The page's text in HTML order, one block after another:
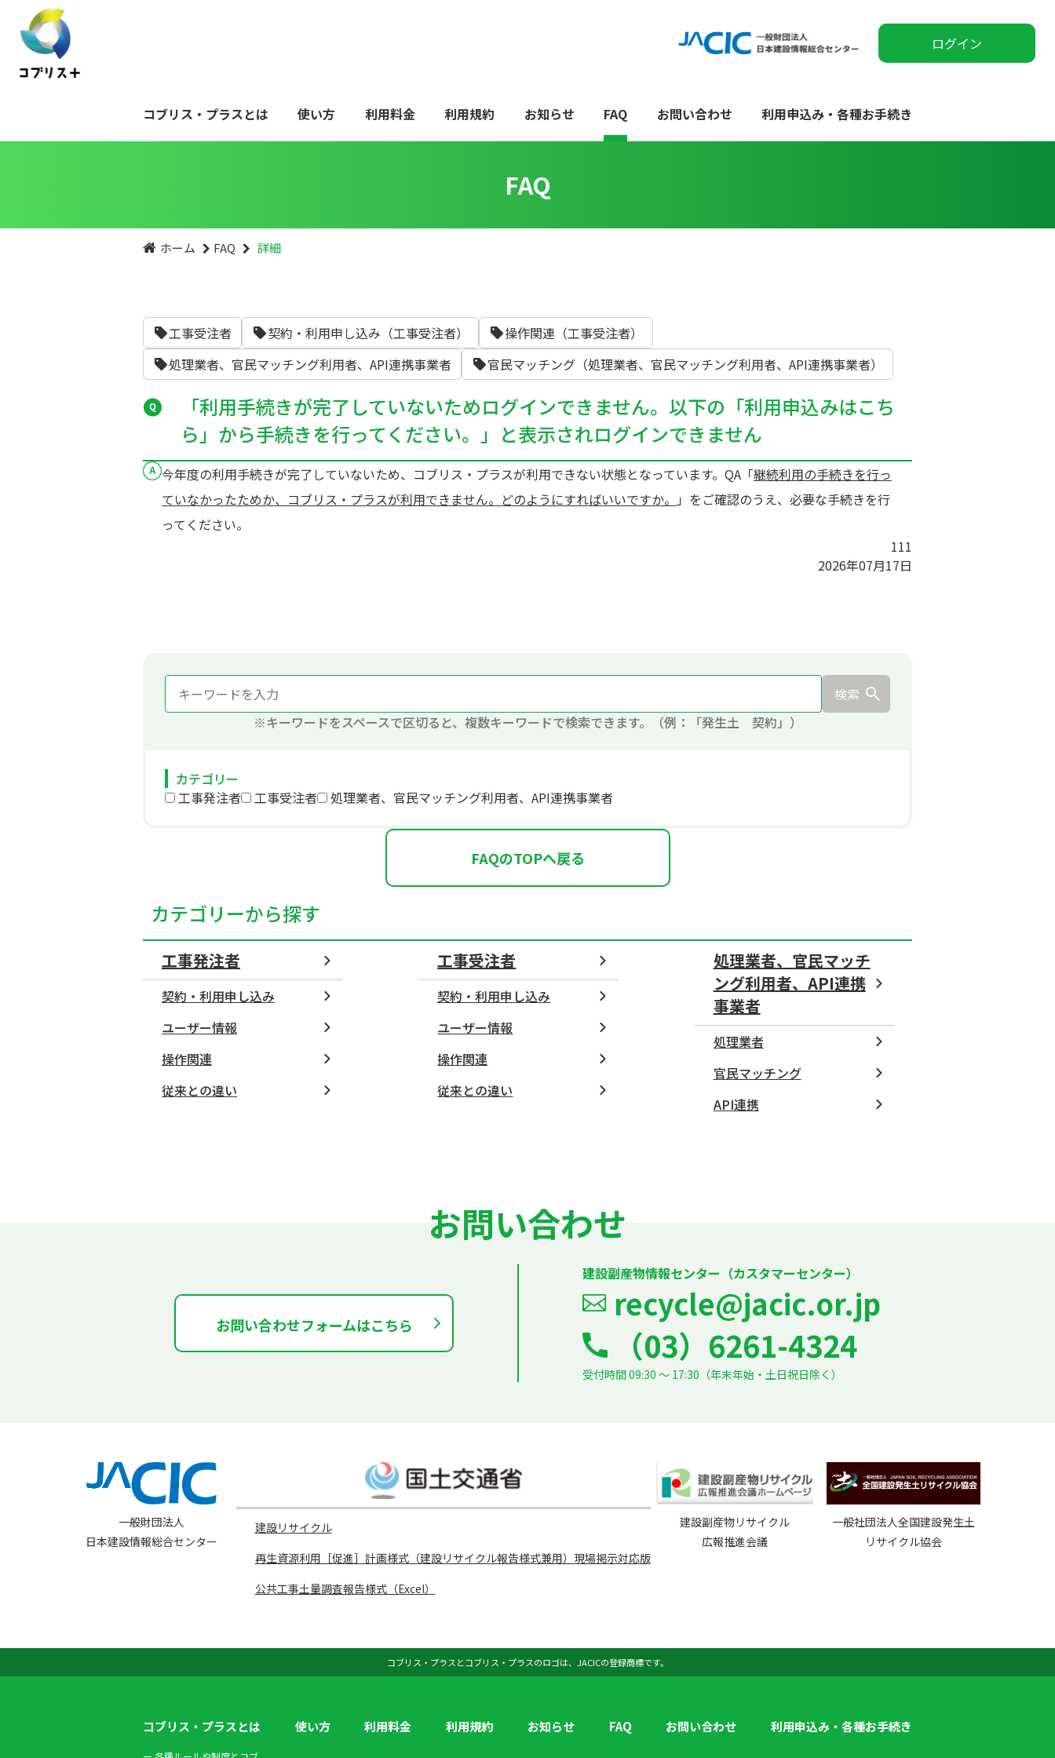
ログイン
コブリス・プラスとは 使い方 利用料金 利用規約 お知らせ FAQ お問い合わせ 利用申込み・各種お手続き
FAQ
ホーム FAQ 詳細
工事受注者 契約・利用申し込み（工事受注者）
操作関連（工事受注者）
処理業者、官民マッチング利用者、API連携事業者
官民マッチング（処理業者、官民マッチング利用者、API連携事業者）
「利用手続きが完了していないためログインできません。以下の「利用申込みはこち
ら」から手続きを行ってください。」と表示されログインできません
今年度の利用手続きが完了していないため、コブリス・プラスが利用できない状態となっています。QA「継続利用の手続きを行っ
ていなかったためか、コブリス・プラスが利用できません。どのようにすればいいですか。 」をご確認のうえ、必要な手続きを行
ってください。
111
2026年07月17日
検索
※キーワードをスペースで区切ると、複数キーワードで検索できます。（例：「発生土 契約」）
カテゴリー
工事発注者
工事受注者 処理業者、官民マッチング利用者、API連携事業者
FAQのTOPへ戻る
カテゴリーから探す
工事発注者
契約・利用申し込み
ユーザー情報
操作関連
従来との違い
工事受注者
契約・利用申し込み
ユーザー情報
操作関連
従来との違い
処理業者、官民マッチ
ング利用者、API連携
事業者
処理業者
官民マッチング
API連携
お問い合わせ
お問い合わせフォームはこちら
建設副産物情報センター（カスタマーセンター）
recycle@jacic.or.jp
（03）6261-4324
受付時間 09:30 ～ 17:30（年末年始・土日祝日除く）
一般財団法人
日本建設情報総合センター
建設リサイクル
再生資源利用［促進］計画様式（建設リサイクル報告様式兼用）現場掲示対応版
公共工事土量調査報告様式（Excel）
建設副産物リサイクル
広報推進会議
一般社団法人全国建設発生土
リサイクル協会
コブリス・プラスとコブリス・プラスのロゴは、JACICの登録商標です。
コブリス・プラスとは 使い方 利用料金 利用規約 お知らせ FAQ お問い合わせ 利用申込み・各種お手続き